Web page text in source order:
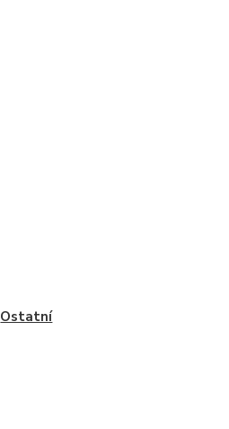
Ostatní